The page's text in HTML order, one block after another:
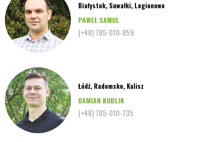
Białystok, Suwałki, Legionowo
PAWEŁ SAMUL
(+48) 785-010-859
Łódź, Radomsko, Kalisz
DAMIAN KUBLIK
(+48) 785-010-735